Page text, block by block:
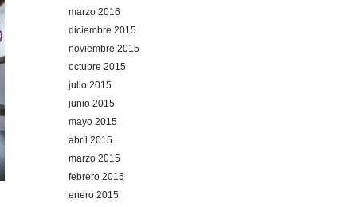
marzo 2016
diciembre 2015
noviembre 2015
octubre 2015
julio 2015
junio 2015
mayo 2015
abril 2015
marzo 2015
febrero 2015
enero 2015